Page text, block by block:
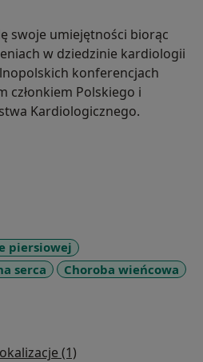
swoje umiejętności biorąc
w dziedzinie kardiologii
konferencjach
członkiem Polskiego i
Kardiologicznego.
piersiowej
serca
Choroba wieńcowa
(1)